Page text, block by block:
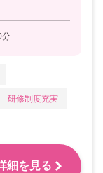
分
研修制度充実
細を見る